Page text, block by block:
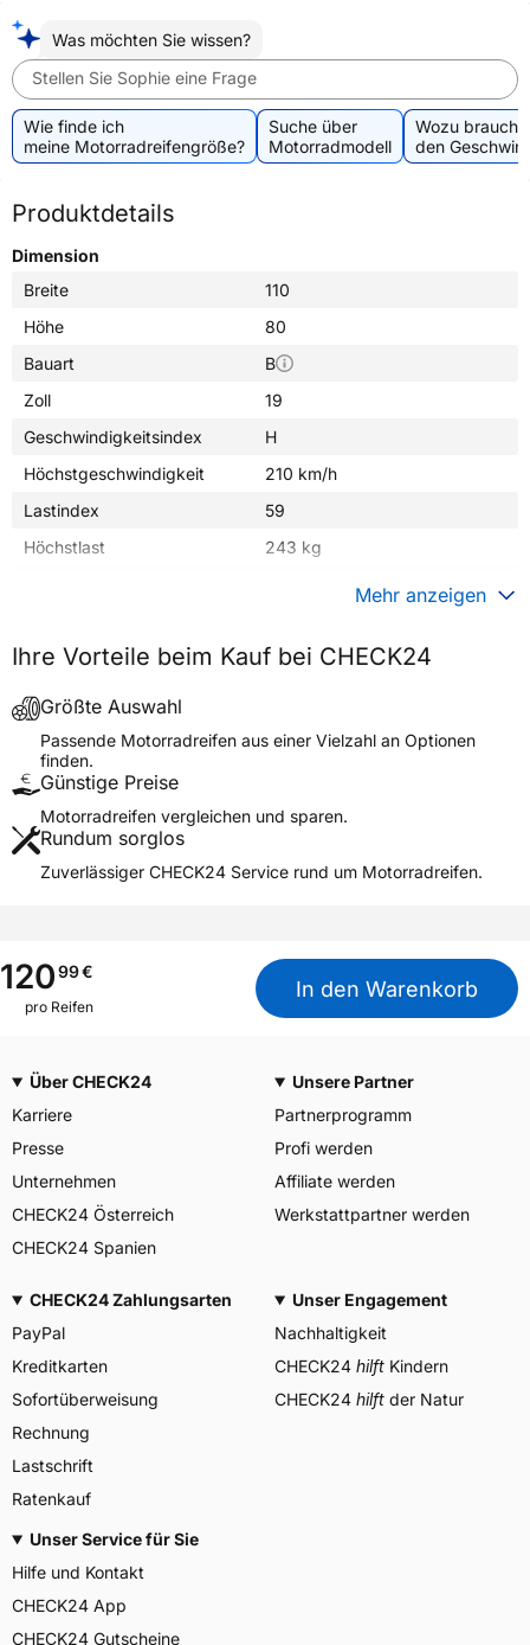
Was möchten Sie wissen?
Stellen Sie Sophie eine Frage
Wie finde ich
meine Motorradreifengröße?
Suche über
Motorradmodell
Wozu
den
Produktdetails
Dimension
Breite
110
Höhe
80
Bauart
B
Zoll
19
Geschwindigkeitsindex
H
Höchstgeschwindigkeit
210 km/h
Lastindex
59
Höchstlast
243 kg
Fahrzeugtyp
Motorrad
Verwendung
Modellname
ENDURO TRAIL+
Reifenposition
Motorradtyp
Enduro
Weitere Eigenschaften
M+S
Ja
Motorrad Kennzeichnung
M/C
Allgemeine Produktsicherheit (GPSR)
Herstellerkontakt
YOKOHAMA TWS
GERMANY GmbH, Erbach
Deutschland, info-de@mitas-
tires.com
Mehr anzeigen
Ihre Vorteile beim Kauf bei CHECK24
Größte Auswahl
Passende Motorradreifen aus einer Vielzahl an Optionen
finden.
Günstige Preise
Motorradreifen vergleichen und sparen.
Rundum sorglos
Zuverlässiger CHECK24 Service rund um Motorradreifen.
12099€
pro Reifen
In den Warenkorb
Über CHECK24
Karriere
Presse
Unternehmen
CHECK24 Österreich
CHECK24 Spanien
Unsere Partner
Partnerprogramm
Profi werden
Affiliate werden
Werkstattpartner werden
CHECK24 Zahlungsarten
PayPal
Kreditkarten
Sofortüberweisung
Rechnung
Lastschrift
Ratenkauf
Unser Engagement
Nachhaltigkeit
CHECK24 hilft Kindern
CHECK24 hilft der Natur
Unser Service für Sie
Hilfe und Kontakt
CHECK24 App
CHECK24 Gutscheine